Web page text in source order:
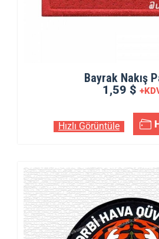
Bayrak Nakış
1,59 $
Hızlı Görüntüle